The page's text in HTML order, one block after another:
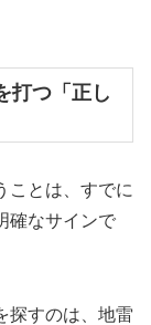
打つ「正し
ことは、すでに
確なサインで
探すのは、地雷